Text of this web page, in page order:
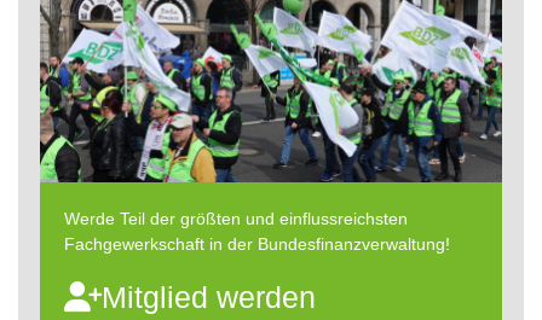
Werde Teil der größten und einflussreichsten
Fachgewerkschaft in der Bundesfinanzverwaltung!
Mitglied werden